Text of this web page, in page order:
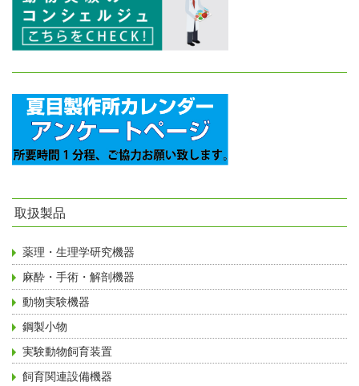
取扱製品
薬理・生理学研究機器
麻酔・手術・解剖機器
動物実験機器
鋼製小物
実験動物飼育装置
飼育関連設備機器